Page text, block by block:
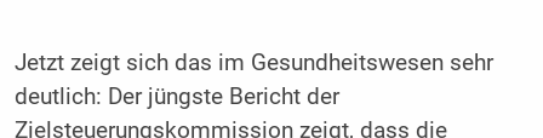
Jetzt zeigt sich das im Gesundheitswesen sehr
deutlich: Der jüngste Bericht der
Zielsteuerungskommission zeigt, dass die